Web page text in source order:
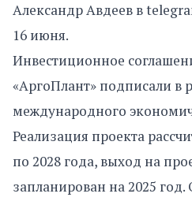
Александр Авдеев в
16 июня.
Инвестиционное
«АргоПлант» подписали в
международного
Реализация проекта
по 2028 года, выход на
запланирован на 2025